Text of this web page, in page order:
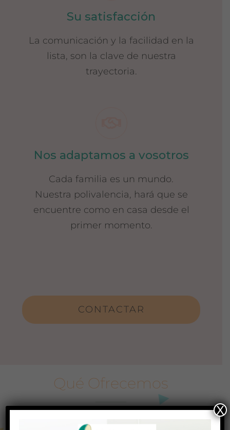
Su satisfacción
La comunicación y la facilidad en la
lista, son la clave de nuestra
trayectoria.
Nos adaptamos a vosotros
Cada familia es un mundo.
Nuestra polivalencia, hará que se
encuentre como en casa desde el
primer momento.
CONTACTAR
Qué Ofrecemos
X